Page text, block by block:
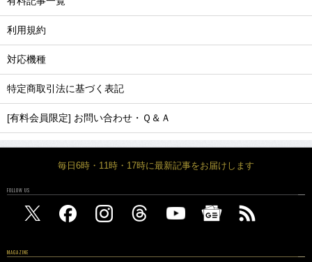
利用規約
対応機種
特定商取引法に基づく表記
[有料会員限定] お問い合わせ・Ｑ＆Ａ
毎日6時・11時・17時に最新記事をお届けします
FOLLOW US
MAGAZINE